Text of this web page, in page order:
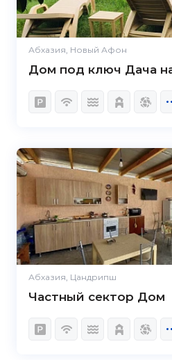
Абхазия, Новый Афон
Дом под ключ Дача
Абхазия, Цандрипш
Частный сектор Дом